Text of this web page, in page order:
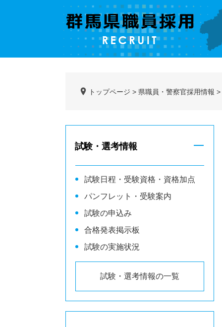
トップページ > 県職員・警察官採用情報 >
試験・選考情報
試験日程・受験資格・資格加点
パンフレット・受験案内
試験の申込み
合格発表掲示板
試験の実施状況
試験・選考情報の一覧